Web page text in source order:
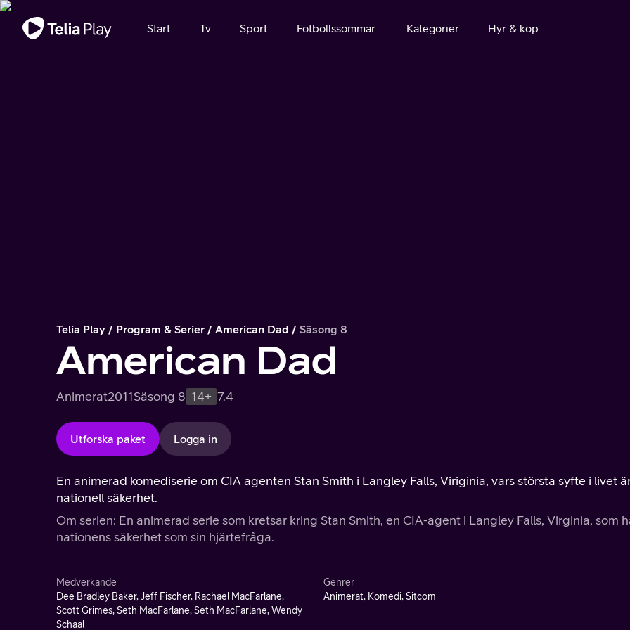
Viktigt meddelande
Start Tv Sport Fotbollssommar Kategorier Hyr & köp
Telia Play Program & Serier American Dad Säsong 8
American Dad
Animerat2011Säsong 8 14+ 7.4
Utforska paket Logga in
En animerad komediserie om CIA agenten Stan Smith i Langley Falls, Viriginia, vars största syfte i livet
nationell säkerhet.
Om serien: En animerad serie som kretsar kring Stan Smith, en CIA-agent i Langley Falls, Virginia, som
nationens säkerhet som sin hjärtefråga.
Medverkande
Dee Bradley Baker, Jeff Fischer, Rachael MacFarlane,
Scott Grimes, Seth MacFarlane, Seth MacFarlane, Wendy
Schaal
Genrer
Animerat, Komedi, Sitcom